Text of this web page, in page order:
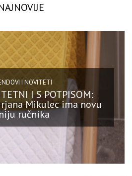
I NOVITETI
I S POTPISOM:
Mikulec ima novu
ručnika